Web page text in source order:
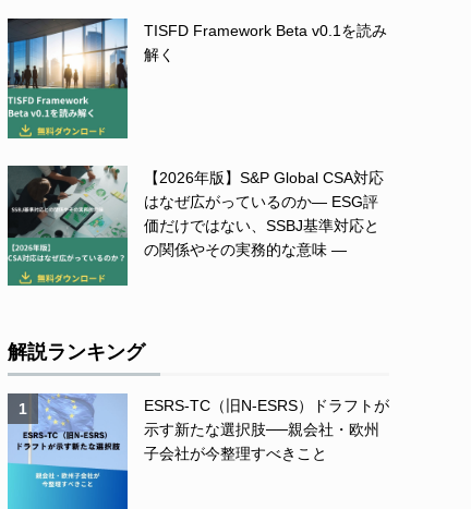
TISFD Framework Beta v0.1を読み
解く
【2026年版】S&P Global CSA対応
はなぜ広がっているのか― ESG評
価だけではない、SSBJ基準対応と
の関係やその実務的な意味 ―
解説ランキング
1
ESRS-TC（旧N-ESRS）ドラフトが
示す新たな選択肢──親会社・欧州
子会社が今整理すべきこと